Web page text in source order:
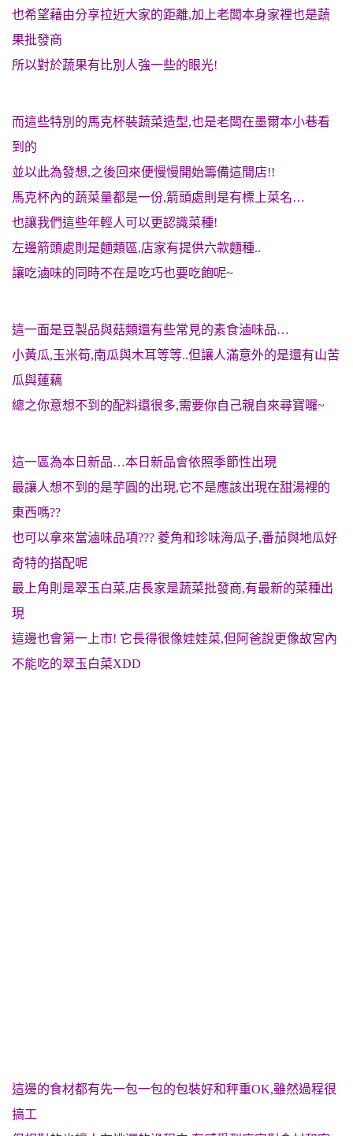
也希望藉由分享拉近大家的距離,加上老闆本身家裡也是蔬
果批發商
所以對於蔬果有比別人強一些的眼光!
而這些特別的馬克杯裝蔬菜造型,也是老闆在墨爾本小巷看
到的
並以此為發想,之後回來便慢慢開始籌備這間店!!
馬克杯內的蔬菜量都是一份,箭頭處則是有標上菜名…
也讓我們這些年輕人可以更認識菜種!
左邊箭頭處則是麵類區,店家有提供六款麵種..
讓吃滷味的同時不在是吃巧也要吃飽呢~
這一面是豆製品與菇類還有些常見的素食滷味品…
小黃瓜,玉米筍,南瓜與木耳等等..但讓人滿意外的是還有山苦
瓜與蓮藕
總之你意想不到的配料還很多,需要你自己親自來尋寶囉~
這一區為本日新品…本日新品會依照季節性出現
最讓人想不到的是芋圓的出現,它不是應該出現在甜湯裡的
東西嗎??
也可以拿來當滷味品項??? 菱角和珍味海瓜子,番茄與地瓜好
奇特的搭配呢
最上角則是翠玉白菜,店長家是蔬菜批發商,有最新的菜種出
現
這邊也會第一上市! 它長得很像娃娃菜,但阿爸說更像故宮內
不能吃的翠玉白菜XDD
這邊的食材都有先一包一包的包裝好和秤重OK,雖然過程很
搞工